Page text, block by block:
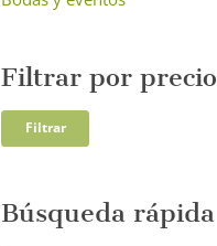
Filtrar por precio
Filtrar
Búsqueda rápida